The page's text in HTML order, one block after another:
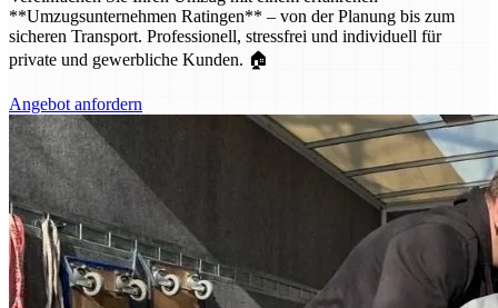
**Umzugsunternehmen Ratingen** – von der Planung bis zum
sicheren Transport. Professionell, stressfrei und individuell für
private und gewerbliche Kunden. 🏠
Angebot anfordern